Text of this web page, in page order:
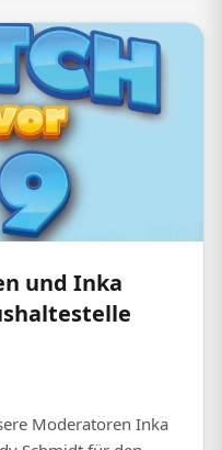
und Inka
Moderatoren Inka